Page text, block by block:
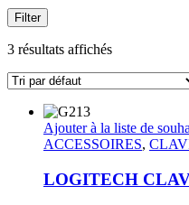
Filter
3 résultats affichés
Ajouter à la liste de
ACCESSOIRES,
LOGITECH